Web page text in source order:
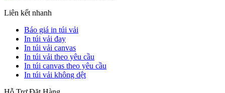
Liên kết nhanh
Báo giá in túi vải
In túi vải đay
In túi vải canvas
In túi vải theo yêu cầu
In túi canvas theo yêu cầu
In túi vải không dệt